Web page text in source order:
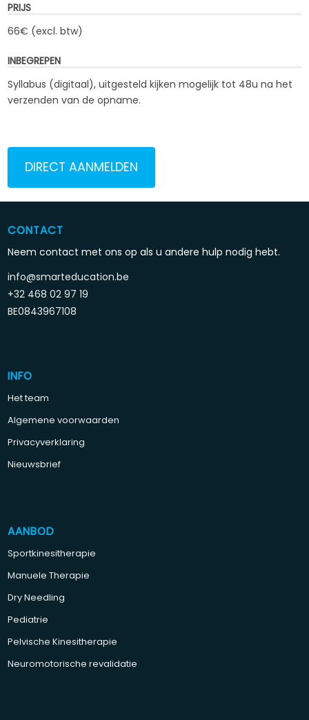
PRIJS
66€ (excl. btw)
INBEGREPEN
Syllabus (digitaal), uitgesteld kijken mogelijk tot 48u na het
verzenden van de opname.
DIRECT AANMELDEN
CONTACT
Neem contact met ons op als u andere hulp nodig hebt.
info@smarteducation.be
+32 468 02 97 19
BE0843967108
INFO
Het team
Algemene voorwaarden
Privacyverklaring
Nieuwsbrief
AANBOD
Sportkinesitherapie
Manuele Therapie
Dry Needling
Pediatrie
Pelvische Kinesitherapie
Neuromotorische revalidatie